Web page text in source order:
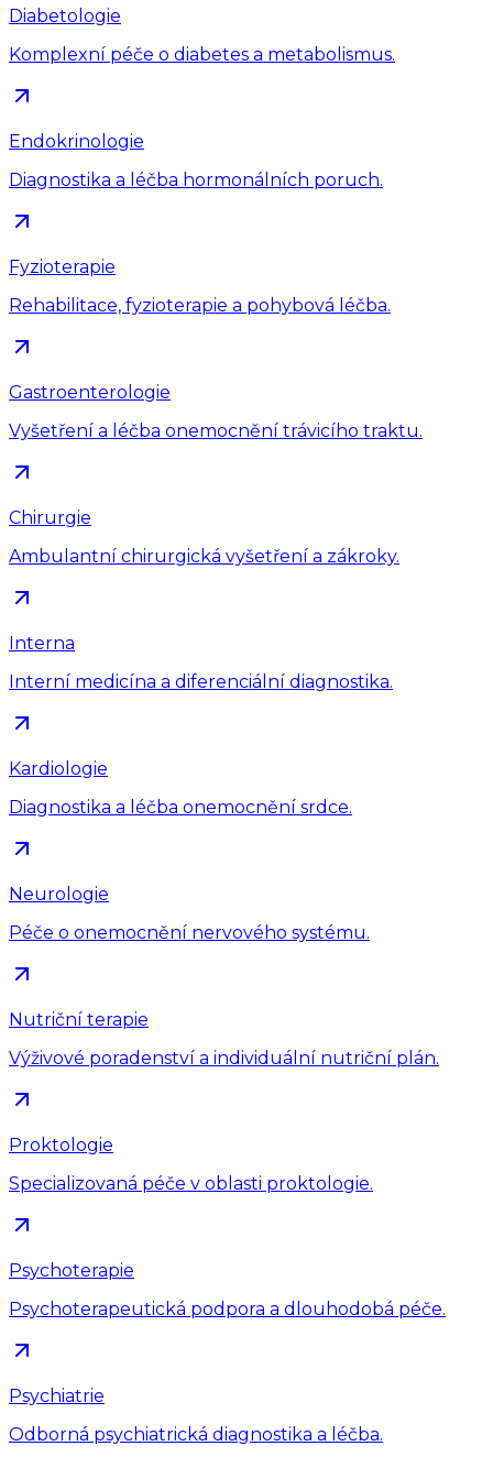
Diabetologie
Komplexní péče o diabetes a metabolismus.
Endokrinologie
Diagnostika a léčba hormonálních poruch.
Fyzioterapie
Rehabilitace, fyzioterapie a pohybová léčba.
Gastroenterologie
Vyšetření a léčba onemocnění trávicího traktu.
Chirurgie
Ambulantní chirurgická vyšetření a zákroky.
Interna
Interní medicína a diferenciální diagnostika.
Kardiologie
Diagnostika a léčba onemocnění srdce.
Neurologie
Péče o onemocnění nervového systému.
Nutriční terapie
Výživové poradenství a individuální nutriční plán.
Proktologie
Specializovaná péče v oblasti proktologie.
Psychoterapie
Psychoterapeutická podpora a dlouhodobá péče.
Psychiatrie
Odborná psychiatrická diagnostika a léčba.